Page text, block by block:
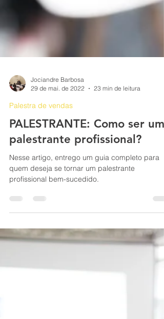
Jociandre Barbosa
29 de mai. de 2022
23 min de leitura
Palestra de vendas
PALESTRANTE: Como ser um
palestrante profissional?
Nesse artigo, entrego um guia completo para